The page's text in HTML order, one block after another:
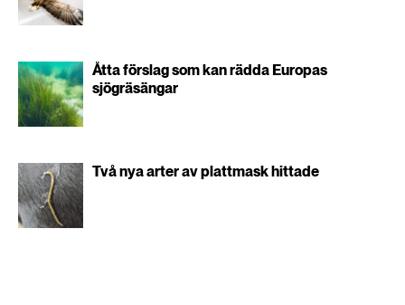
Åtta förslag som kan rädda Europas
sjögräsängar
Två nya arter av plattmask hittade